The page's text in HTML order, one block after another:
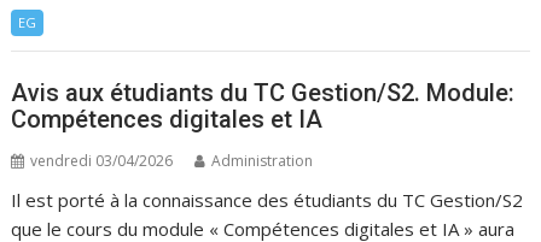
EG
Avis aux étudiants du TC Gestion/S2. Module:
Compétences digitales et IA
vendredi 03/04/2026 Administration
Il est porté à la connaissance des étudiants du TC Gestion/S2
que le cours du module « Compétences digitales et IA » aura